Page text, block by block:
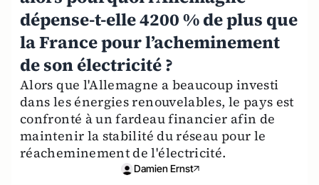
dépense-t-elle 4200 % de plus que
la France pour l’acheminement
de son électricité ?
Alors que l'Allemagne a beaucoup investi
dans les énergies renouvelables, le pays est
confronté à un fardeau financier afin de
maintenir la stabilité du réseau pour le
réacheminement de l'électricité.
Damien Ernst